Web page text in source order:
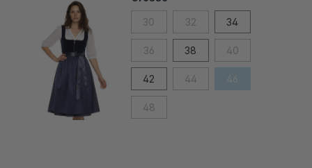
36 38 40
42 44 46
48